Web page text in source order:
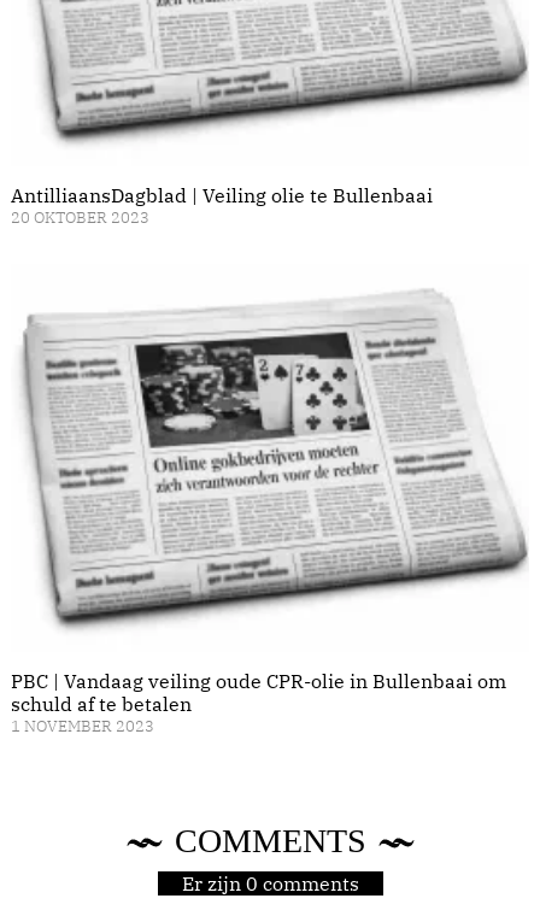
AntilliaansDagblad | Veiling olie te Bullenbaai
20 OKTOBER 2023
PBC | Vandaag veiling oude CPR-olie in Bullenbaai om
schuld af te betalen
1 NOVEMBER 2023
COMMENTS
Er zijn 0 comments